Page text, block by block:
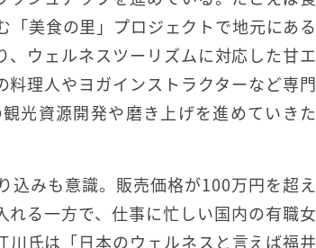
美食の里」プロジェクトで地元にある
ウェルネスツーリズムに対応した甘エ
理人やヨガインストラクターなど専門
光資源開発や磨き上げを進めていきた
込みも意識。販売価格が100万円を超え
る一方で、仕事に忙しい国内の有職女
氏は「日本のウェルネスと言えば福井